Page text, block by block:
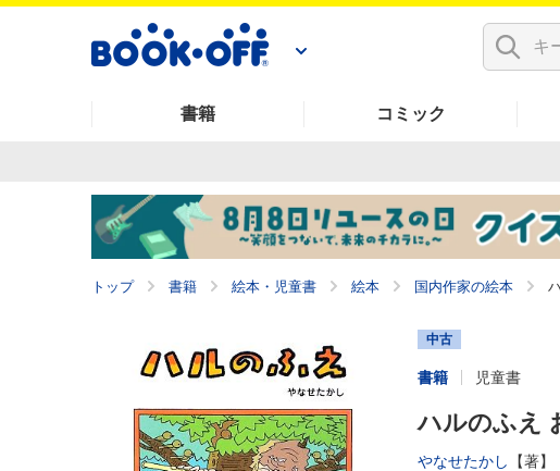
書籍 コミック
トップ 書籍 絵本・児童書 絵本 国内作家の絵本
中古
書籍 児童書
ハルのふえ
やなせたかし 【著】